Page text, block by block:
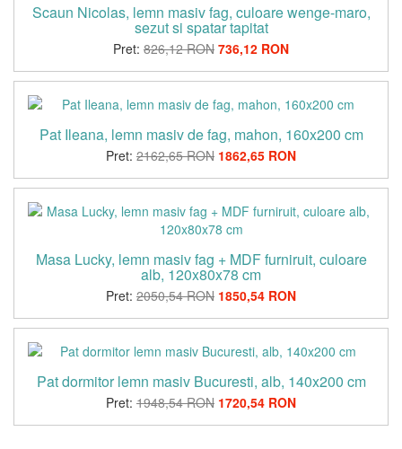
Scaun Nicolas, lemn masiv fag, culoare wenge-maro,
sezut si spatar tapitat
Pret: 826,12 RON 736,12 RON
Pat Ileana, lemn masiv de fag, mahon, 160x200 cm
Pret: 2162,65 RON 1862,65 RON
Masa Lucky, lemn masiv fag + MDF furniruit, culoare
alb, 120x80x78 cm
Pret: 2050,54 RON 1850,54 RON
Pat dormitor lemn masiv Bucuresti, alb, 140x200 cm
Pret: 1948,54 RON 1720,54 RON